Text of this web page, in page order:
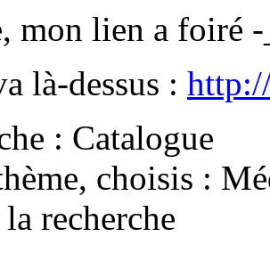
mon lien a foiré -
là-dessus :
: Catalogue
choisis :
recherche